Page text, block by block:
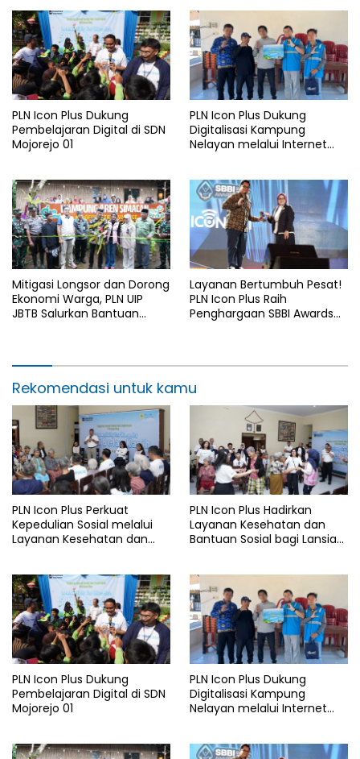
PLN Icon Plus Dukung
Pembelajaran Digital di SDN
Mojorejo 01
PLN Icon Plus Dukung
Digitalisasi Kampung
Nelayan melalui Internet
Mitigasi Longsor dan Dorong
Ekonomi Warga, PLN UIP
JBTB Salurkan Bantuan
Layanan Bertumbuh Pesat!
PLN Icon Plus Raih
Penghargaan SBBI Awards
Rekomendasi untuk kamu
PLN Icon Plus Perkuat
Kepedulian Sosial melalui
Layanan Kesehatan dan
PLN Icon Plus Hadirkan
Layanan Kesehatan dan
Bantuan Sosial bagi Lansia
PLN Icon Plus Dukung
Pembelajaran Digital di SDN
Mojorejo 01
PLN Icon Plus Dukung
Digitalisasi Kampung
Nelayan melalui Internet